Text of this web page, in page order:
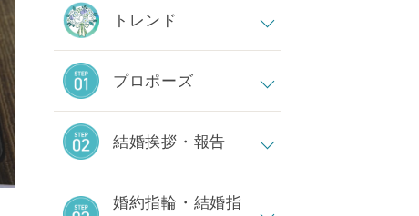
トレンド
プロポーズ
結婚挨拶・報告
婚約指輪・結婚指